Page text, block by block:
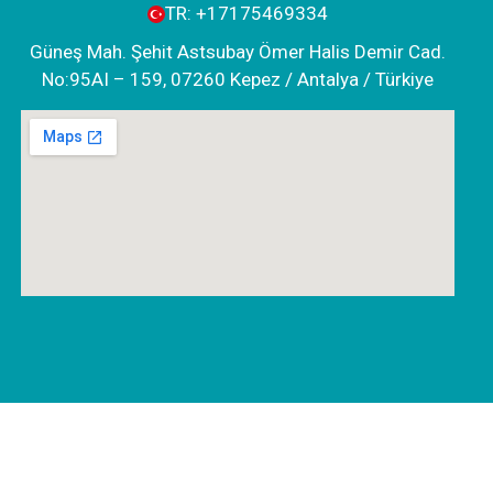
TR: +‪17175469334‬
Güneş Mah. Şehit Astsubay Ömer Halis Demir Cad.
No:95AI – 159, 07260 Kepez / Antalya / Türkiye